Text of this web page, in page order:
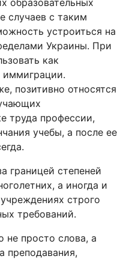
случаев с таким
устроиться на
Украины. При
как
иммиграции.
позитивно относятся
труда профессии,
учебы, а после ее
границей степеней
а иногда и
строго
требований.
не просто слова, а
преподавания,